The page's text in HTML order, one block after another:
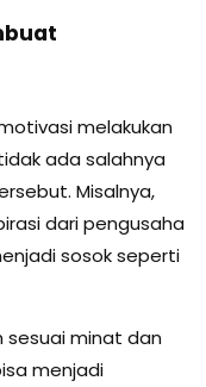
melakukan
ada salahnya
Misalnya,
dari pengusaha
sosok seperti
sesuai minat dan
menjadi